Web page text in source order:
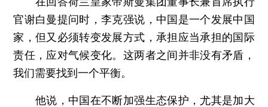
官谢白曼提问时，李克强说，中国是一个发展中国
家，但又必须转变发展方式，承担应当承担的国际
责任，应对气候变化。这两者之间并非没有矛盾，
我们需要找到一个平衡。
他说，中国在不断加强生态保护，尤其是加大